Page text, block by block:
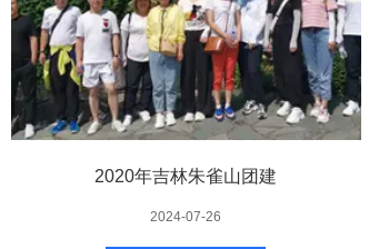
2020年吉林朱雀山团建
2024-07-26